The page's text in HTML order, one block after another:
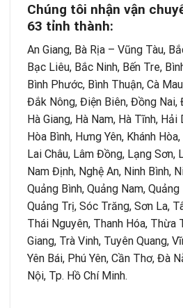
Chúng tôi nhận vận
63 tỉnh thành:
An Giang, Bà Rịa – Vũng Tàu,
Bạc Liêu, Bắc Ninh, Bến Tre,
Bình Phước, Bình Thuận, Cà
Đắk Nông, Điện Biên, Đồng Nai,
Hà Giang, Hà Nam, Hà Tĩnh, Hải
Hòa Bình, Hưng Yên, Khánh
Lai Châu, Lâm Đồng, Lạng Sơn,
Nam Định, Nghệ An, Ninh Bình,
Quảng Bình, Quảng Nam,
Quảng Trị, Sóc Trăng, Sơn La,
Thái Nguyên, Thanh Hóa, Thừa
Giang, Trà Vinh, Tuyên Quang,
Yên Bái, Phú Yên, Cần Thơ, Đà
Nội, Tp. Hồ Chí Minh.